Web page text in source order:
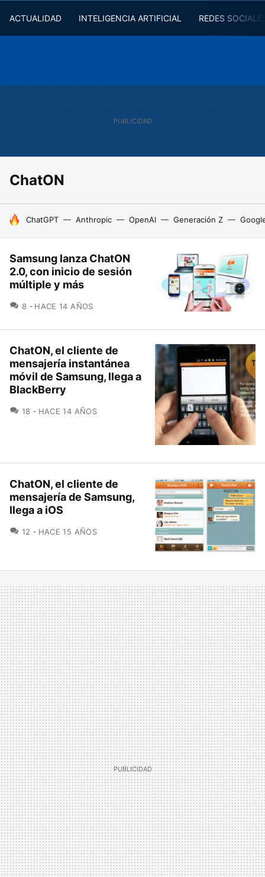
ACTUALIDAD INTELIGENCIA ARTIFICIAL REDES
ChatON
HOY SE HABLA DE
ChatGPT Anthropic OpenAI Generación Z
Samsung lanza ChatON
2.0, con inicio de sesión
múltiple y más
8 COMENTARIOS
HACE 14 AÑOS
ChatON, el cliente de
mensajería instantánea
móvil de Samsung, llega a
BlackBerry
18 COMENTARIOS
HACE 14 AÑOS
ChatON, el cliente de
mensajería de Samsung,
llega a iOS
12 COMENTARIOS
HACE 15 AÑOS